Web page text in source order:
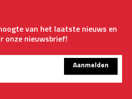
van het laatste nieuws en
onze nieuwsbrief!
Aanmelden